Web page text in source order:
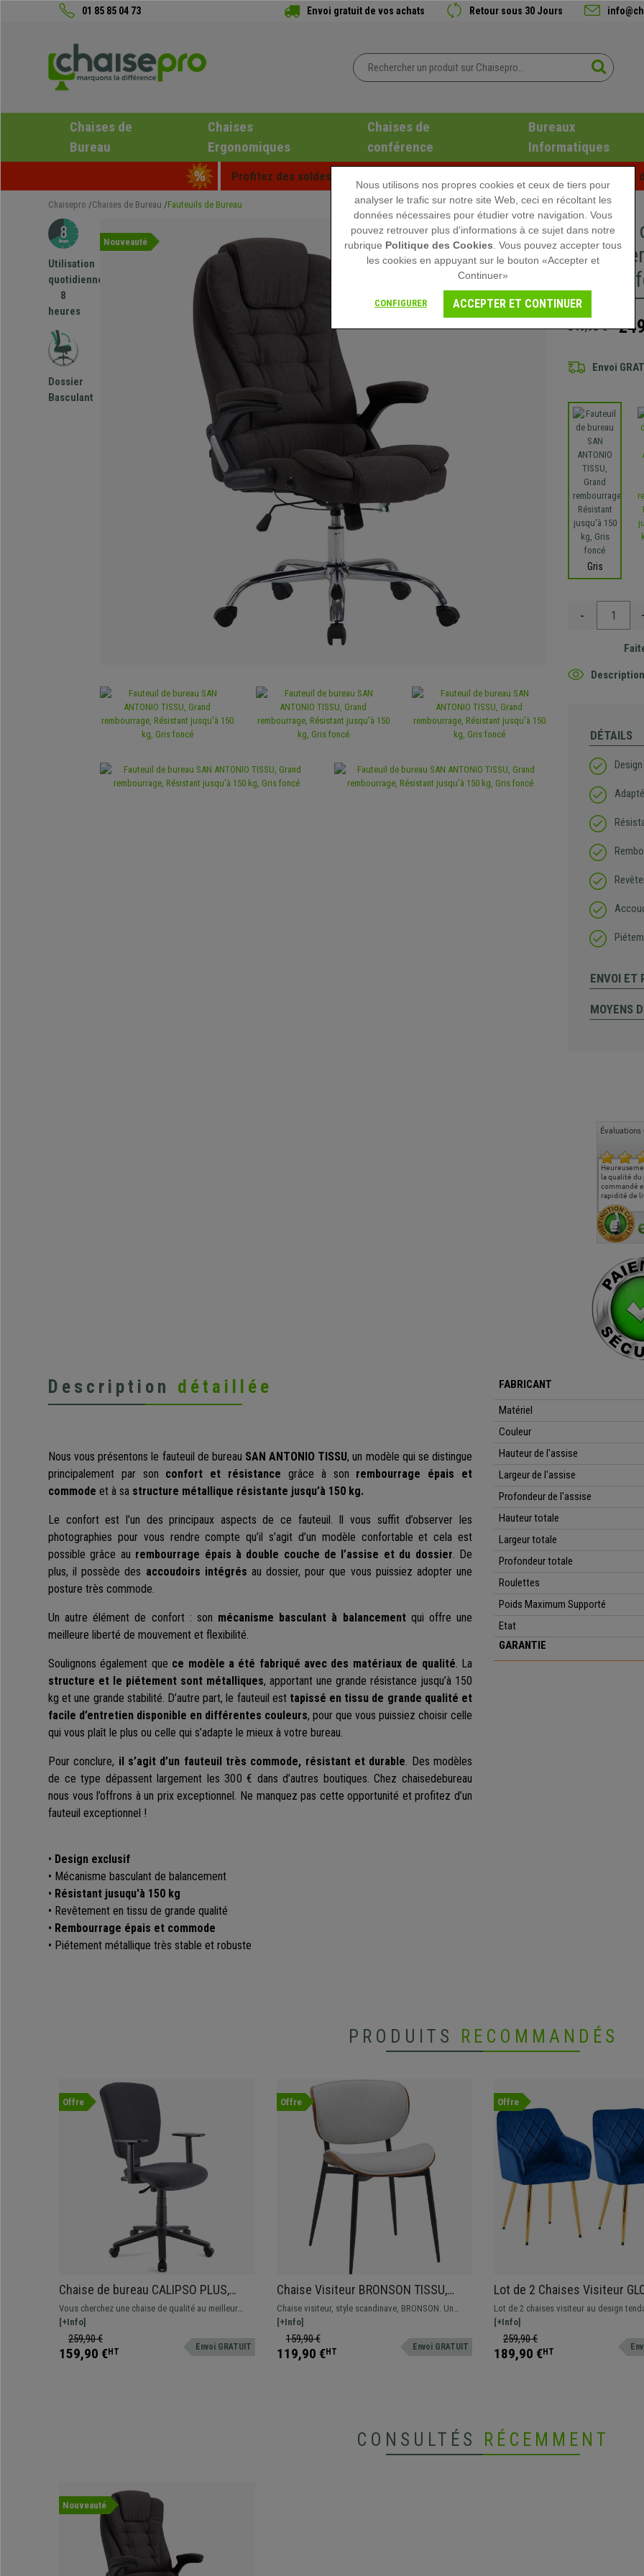
01 85 85 04 73 Envoi gratuit de vos achats Retour sous 30 Jours
Chaises de
Bureau
Chaises
Ergonomiques
Chaises de
conférence
Bureaux
Informatiques
Profitez des soldes d'été chez Chaisepro ! Des réductions exclusives pour une
Chaisepro Chaises de Bureau Fauteuils de Bureau
Utilisation
quotidienne
8
heures
Dossier
Basculant
Nouveauté
Fauteuil
Grand
kg, Gris
349,90 €
Envoi
Gris
-
DÉTAILS
ENVOI ET
MOYENS
Évaluations
la qualité
commandé
rapidité de
Description détaillée
Nous vous présentons le fauteuil de bureau SAN ANTONIO TISSU, un modèle qui se distingue
principalement par son confort et résistance grâce à son rembourrage épais et
commode et à sa structure métallique résistante jusqu’à 150 kg.
Le confort est l’un des principaux aspects de ce fauteuil. Il vous suffit d’observer les
photographies pour vous rendre compte qu’il s’agit d’un modèle confortable et cela est
possible grâce au rembourrage épais à double couche de l’assise et du dossier. De
plus, il possède des accoudoirs intégrés au dossier, pour que vous puissiez adopter une
posture très commode.
Un autre élément de confort : son mécanisme basculant à balancementqui offre une
meilleure liberté de mouvement et flexibilité.
Soulignons également que ce modèle a été fabriqué avec des matériaux de qualité. La
structure et le piétement sont métalliques, apportant une grande résistance jusqu’à 150
kg et une grande stabilité. D’autre part, le fauteuil est tapissé en tissu de grande qualité et
facile d’entretien disponible en différentes couleurs, pour que vous puissiez choisir celle
qui vous plaît le plus ou celle qui s’adapte le mieux à votre bureau.
Pour conclure, il s’agit d’un fauteuil très commode, résistant et durable. Des modèles
de ce type dépassent largement les 300 € dans d’autres boutiques. Chez chaisedebureau
nous vous l’offrons à un prix exceptionnel. Ne manquez pas cette opportunité et profitez d’un
fauteuil exceptionnel !
• Design exclusif
• Mécanisme basculant de balancement
• Résistant jusuqu'à 150 kg
• Revêtement en tissu de grande qualité
• Rembourrage épais et commode
• Piétement métallique très stable et robuste
FABRICANT
Matériel
Couleur
Hauteur de l'assise
Largeur de l'assise
Profondeur de l'assise
Hauteurtotale
Largeur totale
Profondeurtotale
Roulettes
Poids Maximum Supporté
Etat
GARANTIE
PRODUITS RECOMMANDÉS
Offre
Chaise de bureau CALIPSO PLUS,
Dossier et Accoudoirs Ajustables,
robuste, En Tissu Gris
Vous cherchez une chaise de qualité au meilleur
prix? Ce modèle vous offre un confort supérieur au
quotidien. Disponible en différentes couleurs
[+Info]
259,90 €
159,90 €HT Envoi GRATUIT
Offre
Chaise Visiteur BRONSON TISSU,
Design Exclusif, Structure en Bois,
Crème
Chaise visiteur, style scandinave, BRONSON. Un
modèle unique, disponible en cuir synthétique ou
tissu
[+Info]
159,90 €
119,90 €HT Envoi GRATUIT
Offre
Lot de 2 Chaises Visiteur
Elégance et Confort, Pieds
Métalliques Dorés, en
Lot de 2 chaises visiteur au design
rembourrage épais et fabriquées avec
matériaux de première qualité.
[+Info]
259,90 €
189,90 €HT
CONSULTÉS RÉCEMMENT
Nouveauté
Nous utilisons nos propres cookies et ceux de tiers pour
analyser le trafic sur notre site Web, ceci en récoltant les
données nécessaires pour étudier votre navigation. Vous
pouvez retrouver plus d'informations à ce sujet dans notre
rubrique Politique des Cookies . Vous pouvez accepter tous
les cookies en appuyant sur le bouton «Accepter et
Continuer»
CONFIGURER ACCEPTER ET CONTINUER